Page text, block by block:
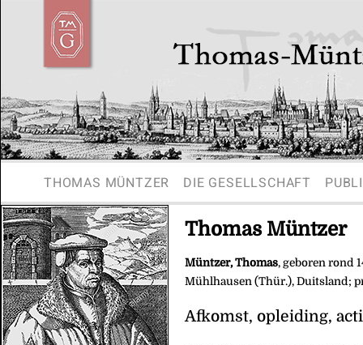
THOMAS MÜNTZER DIE GESELLSCHAFT
Thomas Müntzer
Müntzer, Thomas, geboren rond
Mühlhausen (Thür.), Duitsland;
Afkomst, opleiding,